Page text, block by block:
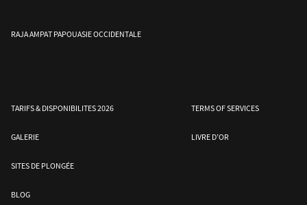
RAJA AMPAT PAPOUASIE OCCIDENTALE
TARIFS & DISPONIBILITES 2026
GALERIE
SITES DE PLONGÉE
BLOG
TERMS OF SERVICES
LIVRE D’OR